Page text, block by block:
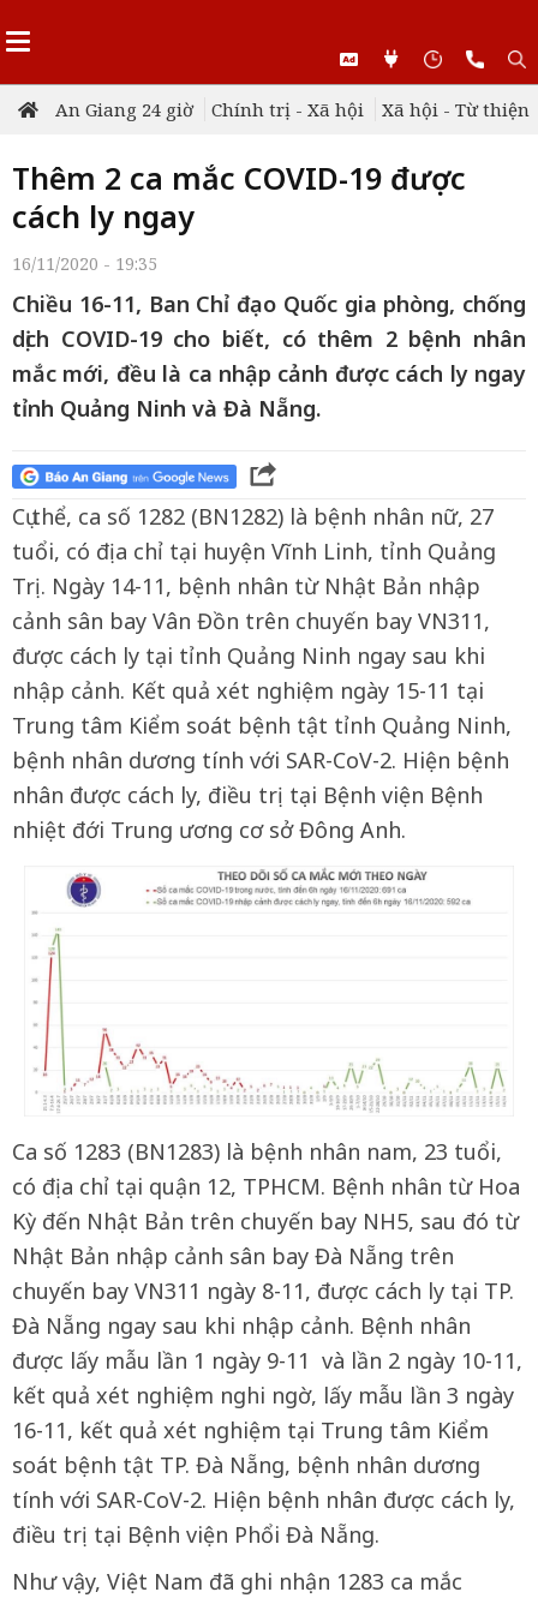
An Giang 24 giờ Chính trị - Xã hội Xã hội - Từ thiện
Thêm 2 ca mắc COVID-19 được
cách ly ngay
16/11/2020 - 19:35
Chiều 16-11, Ban Chỉ đạo Quốc gia phòng, chống
dịch COVID-19 cho biết, có thêm 2 bệnh nhân
mắc mới, đều là ca nhập cảnh được cách ly ngay
tỉnh Quảng Ninh và Đà Nẵng.
Cụ thể, ca số 1282 (BN1282) là bệnh nhân nữ, 27
tuổi, có địa chỉ tại huyện Vĩnh Linh, tỉnh Quảng
Trị. Ngày 14-11, bệnh nhân từ Nhật Bản nhập
cảnh sân bay Vân Đồn trên chuyến bay VN311,
được cách ly tại tỉnh Quảng Ninh ngay sau khi
nhập cảnh. Kết quả xét nghiệm ngày 15-11 tại
Trung tâm Kiểm soát bệnh tật tỉnh Quảng Ninh,
bệnh nhân dương tính với SAR-CoV-2. Hiện bệnh
nhân được cách ly, điều trị tại Bệnh viện Bệnh
nhiệt đới Trung ương cơ sở Đông Anh.
Ca số 1283 (BN1283) là bệnh nhân nam, 23 tuổi,
có địa chỉ tại quận 12, TPHCM. Bệnh nhân từ Hoa
Kỳ đến Nhật Bản trên chuyến bay NH5, sau đó từ
Nhật Bản nhập cảnh sân bay Đà Nẵng trên
chuyến bay VN311 ngày 8-11, được cách ly tại TP.
Đà Nẵng ngay sau khi nhập cảnh. Bệnh nhân
được lấy mẫu lần 1 ngày 9-11 và lần 2 ngày 10-11,
kết quả xét nghiệm nghi ngờ, lấy mẫu lần 3 ngày
16-11, kết quả xét nghiệm tại Trung tâm Kiểm
soát bệnh tật TP. Đà Nẵng, bệnh nhân dương
tính với SAR-CoV-2. Hiện bệnh nhân được cách ly,
điều trị tại Bệnh viện Phổi Đà Nẵng.
Như vậy, Việt Nam đã ghi nhận 1283 ca mắc